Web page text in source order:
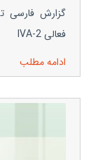
گزارش
فعالی IVA-2
ادامه مطلب